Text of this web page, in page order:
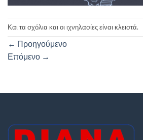
Και τα σχόλια και οι ιχνηλασίες είναι κλειστά.
← Προηγούμενο
Επόμενο →